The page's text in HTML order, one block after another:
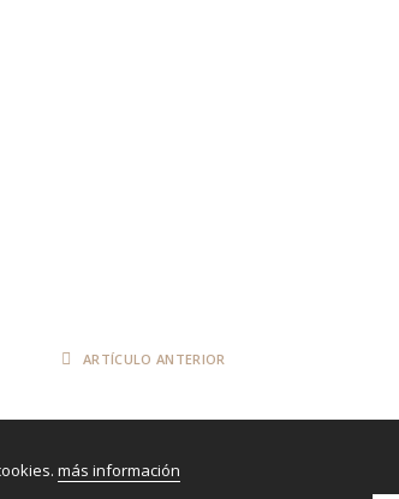
ARTÍCULO ANTERIOR
más información